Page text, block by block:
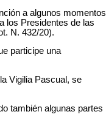
a algunos momentos
los Presidentes de las
N. 432/20).
participe una
Vigilia Pascual, se
también algunas partes